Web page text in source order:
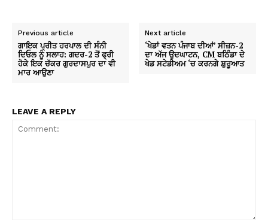
Previous article
ਗਾਇਕ ਪ੍ਰੀਤ ਹਰਪਾਲ ਦੀ ਸੰਨੀ
ਦਿਓਲ ਨੂੰ ਸਲਾਹ: ਗਦਰ-2 ਤੋਂ ਫ੍ਰੀ
ਹੋਕੇ ਇਕ ਚੱਕਰ ਗੁਰਦਾਸਪੁਰ ਦਾ ਵੀ
ਮਾਰ ਆਉਣਾ
Next article
‘ਖੇਡਾਂ ਵਤਨ ਪੰਜਾਬ ਦੀਆਂ’ ਸੀਜ਼ਨ-2
ਦਾ ਅੱਜ ਉਦਘਾਟਨ, CM ਬਠਿੰਡਾ ਦੇ
ਖੇਡ ਸਟੇਡੀਅਮ ‘ਚ ਕਰਨਗੇ ਸ਼ੁਰੂਆਤ
LEAVE A REPLY